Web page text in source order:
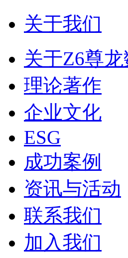
关于我们
关于Z6尊
理论著作
企业文化
ESG
成功案例
资讯与活动
联系我们
加入我们